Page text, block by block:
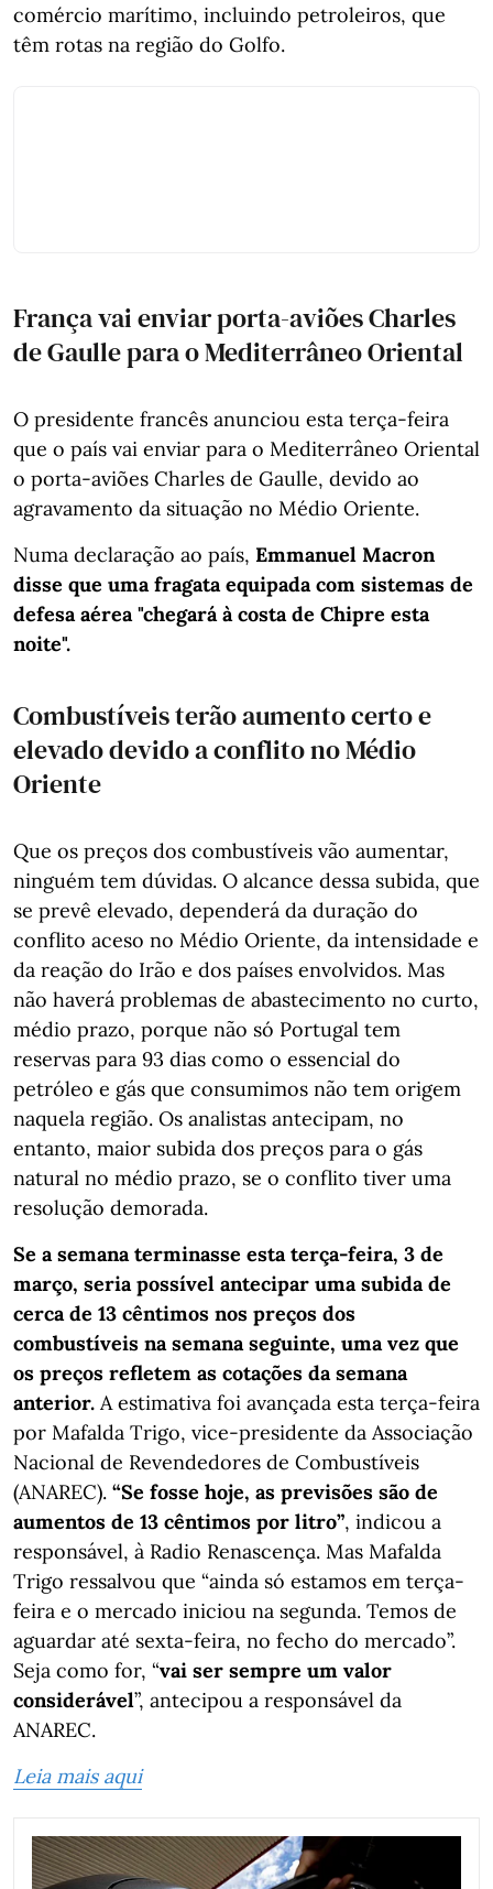
comércio marítimo, incluindo petroleiros, que
têm rotas na região do Golfo.
França vai enviar porta-aviões Charles
de Gaulle para o Mediterrâneo Oriental
O presidente francês anunciou esta terça-feira
que o país vai enviar para o Mediterrâneo Oriental
o porta-aviões Charles de Gaulle, devido ao
agravamento da situação no Médio Oriente.
Numa declaração ao país, Emmanuel Macron
disse que uma fragata equipada com sistemas de
defesa aérea "chegará à costa de Chipre esta
noite".
Combustíveis terão aumento certo e
elevado devido a conflito no Médio
Oriente
Que os preços dos combustíveis vão aumentar,
ninguém tem dúvidas. O alcance dessa subida, que
se prevê elevado, dependerá da duração do
conflito aceso no Médio Oriente, da intensidade e
da reação do Irão e dos países envolvidos. Mas
não haverá problemas de abastecimento no curto,
médio prazo, porque não só Portugal tem
reservas para 93 dias como o essencial do
petróleo e gás que consumimos não tem origem
naquela região. Os analistas antecipam, no
entanto, maior subida dos preços para o gás
natural no médio prazo, se o conflito tiver uma
resolução demorada.
Se a semana terminasse esta terça-feira, 3 de
março, seria possível antecipar uma subida de
cerca de 13 cêntimos nos preços dos
combustíveis na semana seguinte, uma vez que
os preços refletem as cotações da semana
anterior. A estimativa foi avançada esta terça-feira
por Mafalda Trigo, vice-presidente da Associação
Nacional de Revendedores de Combustíveis
(ANAREC). “Se fosse hoje, as previsões são de
aumentos de 13 cêntimos por litro”, indicou a
responsável, à Radio Renascença. Mas Mafalda
Trigo ressalvou que “ainda só estamos em terça-
feira e o mercado iniciou na segunda. Temos de
aguardar até sexta-feira, no fecho do mercado”.
Seja como for, “vai ser sempre um valor
considerável”, antecipou a responsável da
ANAREC.
Leia mais aqui